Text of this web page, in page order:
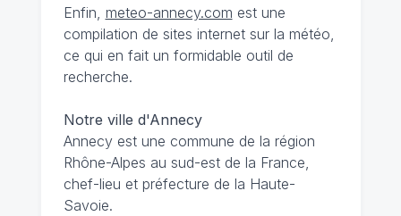
Enfin, meteo-annecy.com est une
compilation de sites internet sur la météo,
ce qui en fait un formidable outil de
recherche.
Notre ville d'Annecy
Annecy est une commune de la région
Rhône-Alpes au sud-est de la France,
chef-lieu et préfecture de la Haute-
Savoie.